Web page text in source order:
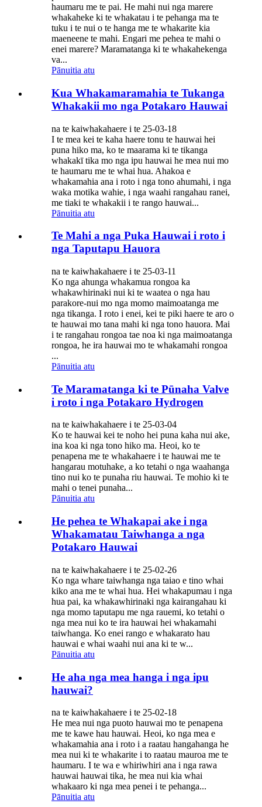
haumaru me te pai. He mahi nui nga marere
whakaheke ki te whakatau i te pehanga ma te
tuku i te nui o te hanga me te whakarite kia
maeneene te mahi. Engari me pehea te mahi o
enei marere? Maramatanga ki te whakahekenga
va...
Pānuitia atu
Kua Whakamaramahia te Tukanga
Whakakii mo nga Potakaro Hauwai
na te kaiwhakahaere i te 25-03-18
I te mea kei te kaha haere tonu te hauwai hei
puna hiko ma, ko te maarama ki te tikanga
whakakī tika mo nga ipu hauwai he mea nui mo
te haumaru me te whai hua. Ahakoa e
whakamahia ana i roto i nga tono ahumahi, i nga
waka motika wahie, i nga waahi rangahau ranei,
me tiaki te whakakii i te rango hauwai...
Pānuitia atu
Te Mahi a nga Puka Hauwai i roto i
nga Taputapu Hauora
na te kaiwhakahaere i te 25-03-11
Ko nga ahunga whakamua rongoa ka
whakawhirinaki nui ki te waatea o nga hau
parakore-nui mo nga momo maimoatanga me
nga tikanga. I roto i enei, kei te piki haere te aro o
te hauwai mo tana mahi ki nga tono hauora. Mai
i te rangahau rongoa tae noa ki nga maimoatanga
rongoa, he ira hauwai mo te whakamahi rongoa
...
Pānuitia atu
Te Maramatanga ki te Pūnaha Valve
i roto i nga Potakaro Hydrogen
na te kaiwhakahaere i te 25-03-04
Ko te hauwai kei te noho hei puna kaha nui ake,
ina koa ki nga tono hiko ma. Heoi, ko te
penapena me te whakahaere i te hauwai me te
hangarau motuhake, a ko tetahi o nga waahanga
tino nui ko te punaha riu hauwai. Te mohio ki te
mahi o tenei punaha...
Pānuitia atu
He pehea te Whakapai ake i nga
Whakamatau Taiwhanga a nga
Potakaro Hauwai
na te kaiwhakahaere i te 25-02-26
Ko nga whare taiwhanga nga taiao e tino whai
kiko ana me te whai hua. Hei whakapumau i nga
hua pai, ka whakawhirinaki nga kairangahau ki
nga momo taputapu me nga rauemi, ko tetahi o
nga mea nui ko te ira hauwai hei whakamahi
taiwhanga. Ko enei rango e whakarato hau
hauwai e whai waahi nui ana ki te w...
Pānuitia atu
He aha nga mea hanga i nga ipu
hauwai?
na te kaiwhakahaere i te 25-02-18
He mea nui nga puoto hauwai mo te penapena
me te kawe hau hauwai. Heoi, ko nga mea e
whakamahia ana i roto i a raatau hangahanga he
mea nui ki te whakarite i to raatau mauroa me te
haumaru. I te wa e whiriwhiri ana i nga rawa
hauwai hauwai tika, he mea nui kia whai
whakaaro ki nga mea penei i te pehanga...
Pānuitia atu